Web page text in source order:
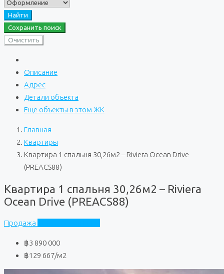
Найти
Сохранить поиск
Очистить
Описание
Адрес
Детали объекта
Еще объекты в этом ЖК
Главная
Квартиры
Квартира 1 спальня 30,26м2 – Riviera Ocean Drive
(PREACS88)
Квартира 1 спальня 30,26м2 – Riviera
Ocean Drive (PREACS88)
Продажа
฿3 890 000
฿129 667/м2